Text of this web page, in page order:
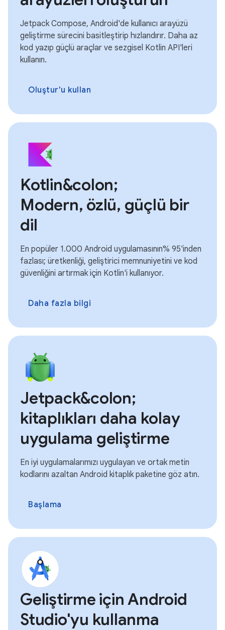
Jetpack Compose, Android'de kullanıcı arayüzü
geliştirme sürecini basitleştirip hızlandırır. Daha az
kod yazıp güçlü araçlar ve sezgisel Kotlin API'leri
kullanın.
Oluştur'u kullan
Kotlin&colon;
Modern, özlü, güçlü bir
dil
En popüler 1.000 Android uygulamasının% 95'inden
fazlası; üretkenliği, geliştirici memnuniyetini ve kod
güvenliğini artırmak için Kotlin'i kullanıyor.
Daha fazla bilgi
Jetpack&colon;
kitaplıkları daha kolay
uygulama geliştirme
En iyi uygulamalarımızı uygulayan ve ortak metin
kodlarını azaltan Android kitaplık paketine göz atın.
Başlama
Geliştirme için Android
Studio'yu kullanma